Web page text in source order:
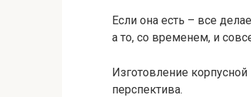
Если она есть – все
а то, со временем, и
Изготовление корпусной
перспектива.